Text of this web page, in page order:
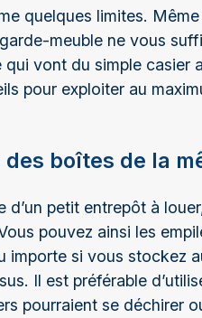
quelques limites.
meuble ne vous
vont du simple casier
pour exploiter au
boîtes de la
d’un petit entrepôt à
pouvez ainsi les
importe si vous stockez
Il est préférable
pourraient se déchirer